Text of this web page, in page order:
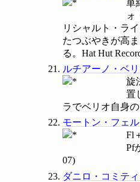
単
ォ
リシャルト・ラ
たつぶやきが高
る。Hat Hut
ルチアーノ・ベ
旋
置
ラでベリオ自身
モートン・フェ
Fl
Pf
07)
ダニロ・コミテ